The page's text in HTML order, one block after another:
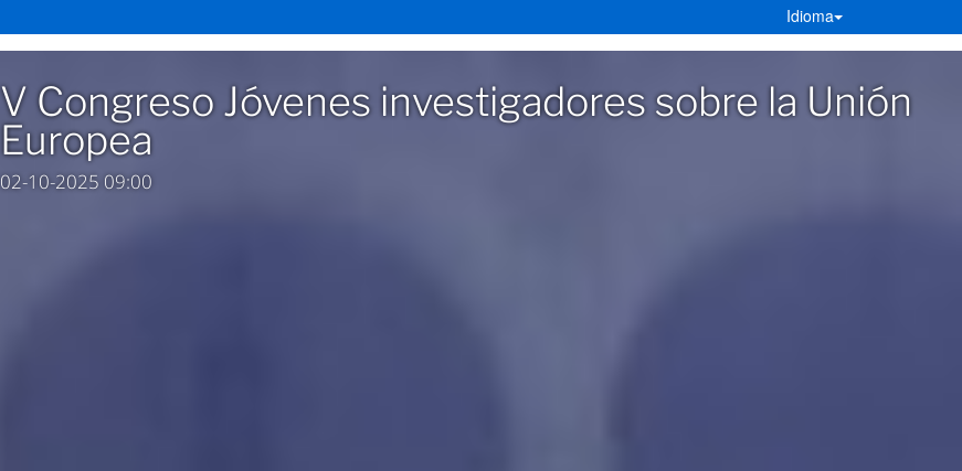
Idioma
V Congreso Jóvenes investigadores sobre la Unión
Europea
02-10-2025 09:00